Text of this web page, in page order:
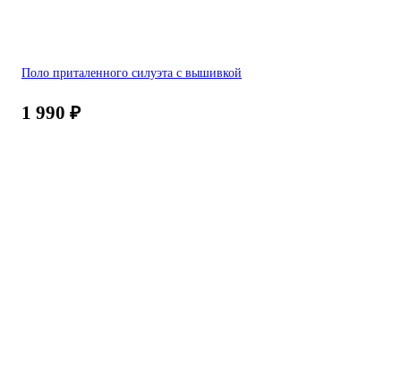
Поло приталенного силуэта с вышивкой
1 990 ₽